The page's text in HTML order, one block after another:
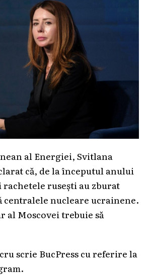
al Energiei, Svitlana
că, de la începutul anului
rachetele rusești au zburat
centralele nucleare ucrainene.
al Moscovei trebuie să
scrie BucPress cu referire la